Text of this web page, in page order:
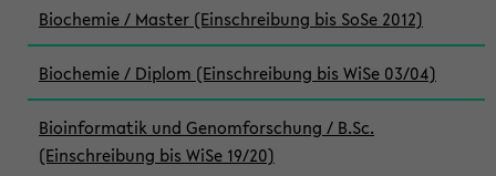
Biochemie / Master (Einschreibung bis SoSe 2012)
Biochemie / Diplom (Einschreibung bis WiSe 03/04)
Bioinformatik und Genomforschung / B.Sc.
(Einschreibung bis WiSe 19/20)